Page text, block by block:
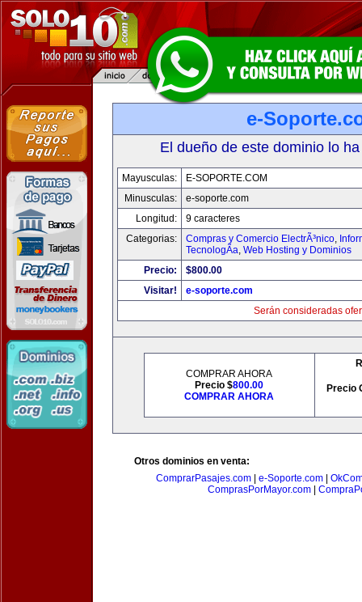
e-
El dueño de este dominio lo
Mayusculas:
E-SOPORTE.COM
Minusculas:
e-soporte.com
Longitud:
9 caracteres
Categorias:
Compras y Comercio ElectrÃ³nico,
TecnologÃ­a, Web Hosting y Dominios
Precio:
$800.00
Visitar!
e-soporte.com
Serán consideradas
COMPRAR AHORA
Precio $800.00
COMPRAR AHORA
Precio
Otros dominios en venta:
ComprarPasajes.com
e-Soporte.com
ComprasPorMayor.com|